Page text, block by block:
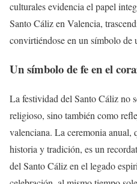
culturales evidencia el papel
Santo Cáliz en Valencia,
convirtiéndose en un símbolo de
Un símbolo de fe en el
La festividad del Santo Cáliz no
religioso, sino también como
valenciana. La ceremonia anual,
historia y tradición, es un
del Santo Cáliz en el legado